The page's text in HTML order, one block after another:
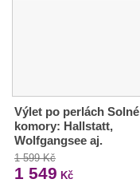
Výlet po perlách Solné
komory: Hallstatt,
Wolfgangsee aj.
1 599 Kč
1 549 Kč